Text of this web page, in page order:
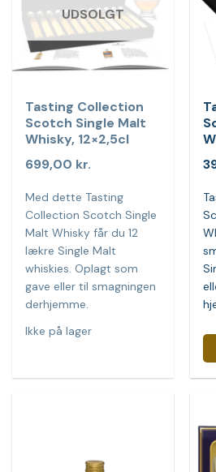
UDSOLGT
Tasting Collection
Scotch Single Malt
Whisky, 12×2,5cl
699,00 kr.
Med dette Tasting
Collection Scotch Single
Malt Whisky får du 12
lækre Single Malt
whiskies. Oplagt som
gave eller til smagningen
derhjemme.
Ikke på lager